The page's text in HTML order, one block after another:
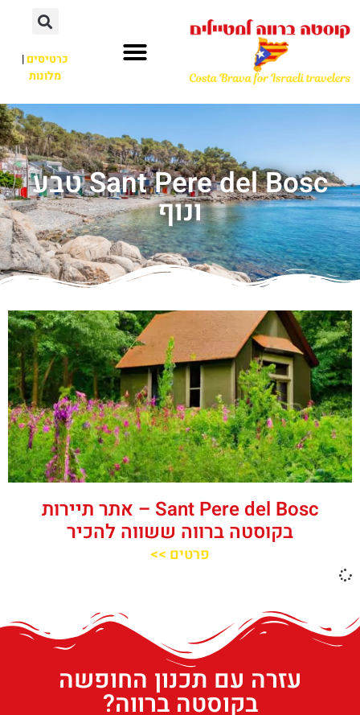
כרטיסים|
מלונות
Sant Pere del Bosc טבע
ונוף
‪‪Sant Pere del Bosc‬‬ – אתר תיירות
בקוסטה ברווה ששווה להכיר
פרטים >>
עזרה עם תכנון החופשה
בקוסטה ברווה?